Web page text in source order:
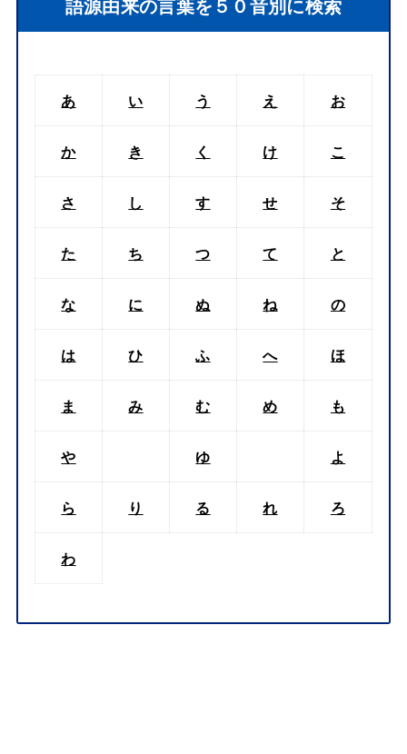
語源由来の言葉を５０音別に検索
あ い う え お
か き く け こ
さ し す せ そ
た ち つ て と
な に ぬ ね の
は ひ ふ へ ほ
ま み む め も
や ゆ よ
ら り る れ ろ
わ